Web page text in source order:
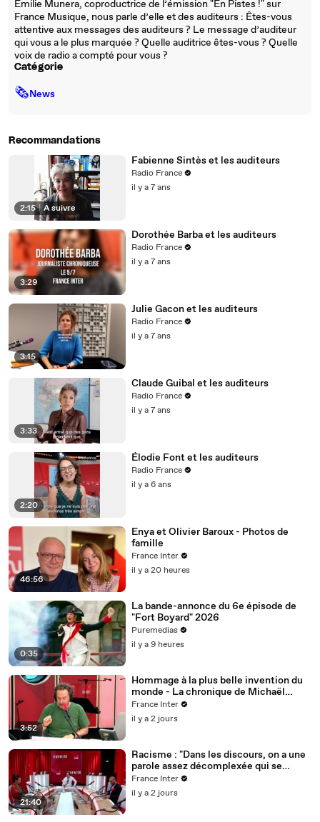
Émilie Munera, coproductrice de l’émission "En Pistes !" sur
France Musique, nous parle d’elle et des auditeurs : Êtes-vous
attentive aux messages des auditeurs ? Le message d’auditeur
qui vous a le plus marquée ? Quelle auditrice êtes-vous ? Quelle
voix de radio a compté pour vous ?
Catégorie
🗞News
Recommandations
2:15 | À suivre
Fabienne Sintès et les auditeurs
Radio France
il y a 7 ans
3:29
Dorothée Barba et les auditeurs
Radio France
il y a 7 ans
3:15
Julie Gacon et les auditeurs
Radio France
il y a 7 ans
3:33
Claude Guibal et les auditeurs
Radio France
il y a 7 ans
2:20
Élodie Font et les auditeurs
Radio France
il y a 6 ans
46:56
Enya et Olivier Baroux - Photos de
famille
France Inter
il y a 20 heures
0:35
La bande-annonce du 6e épisode de
"Fort Boyard" 2026
Puremedias
il y a 9 heures
3:52
Hommage à la plus belle invention du
monde - La chronique de Michaël
Hirsch
France Inter
il y a 2 jours
21:40
Racisme : "Dans les discours, on a une
parole assez décomplexée qui se
structure et se banalise dans la
société"
France Inter
il y a 2 jours